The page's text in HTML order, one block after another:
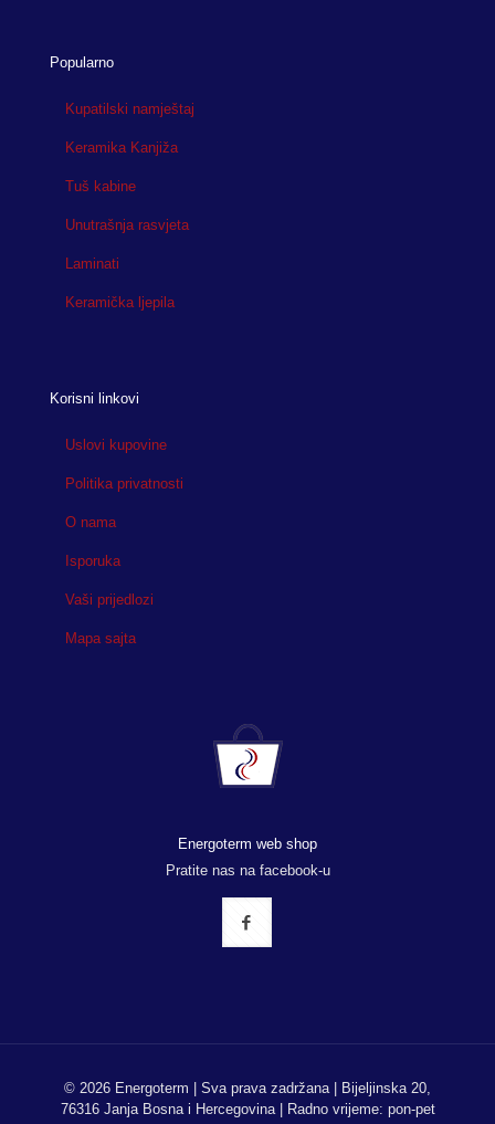
Popularno
Kupatilski namještaj
Keramika Kanjiža
Tuš kabine
Unutrašnja rasvjeta
Laminati
Keramička ljepila
Korisni linkovi
Uslovi kupovine
Politika privatnosti
O nama
Isporuka
Vaši prijedlozi
Mapa sajta
Energoterm web shop
Pratite nas na facebook-u
© 2026 Energoterm | Sva prava zadržana | Bijeljinska 20,
76316 Janja Bosna i Hercegovina | Radno vrijeme: pon-pet